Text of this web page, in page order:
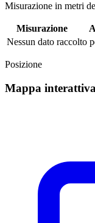
Misurazione in metri
Misurazione
Nessun dato raccolto
Posizione
Mappa interattiva